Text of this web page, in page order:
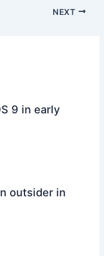
NEXT
9 in early
outsider in